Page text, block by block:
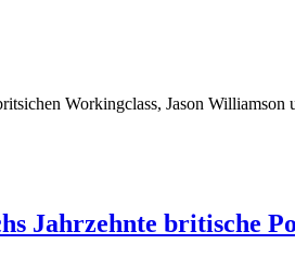
Workingclass, Jason
Jahrzehnte britische